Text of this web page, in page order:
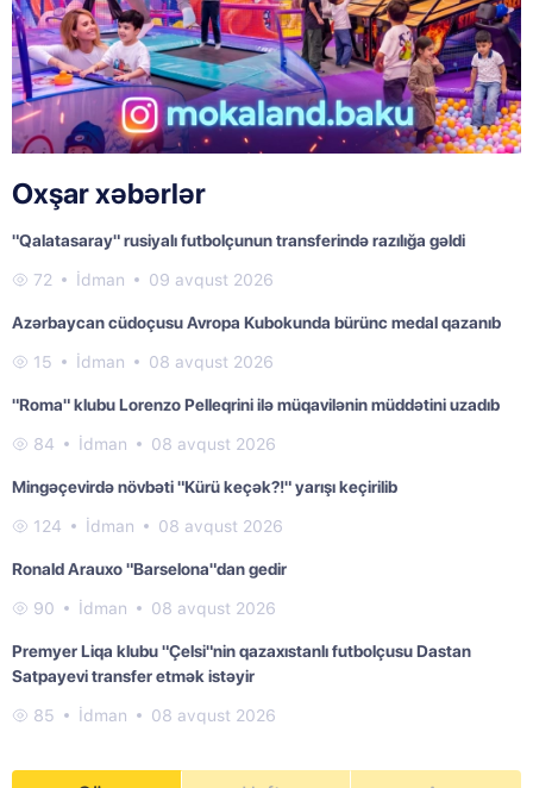
Oxşar xəbərlər
"Qalatasaray" rusiyalı futbolçunun transferində razılığa gəldi
72 İdman 09 avqust 2026
Azərbaycan cüdoçusu Avropa Kubokunda bürünc medal qazanıb
15 İdman 08 avqust 2026
"Roma" klubu Lorenzo Pelleqrini ilə müqavilənin müddətini uzadıb
84 İdman 08 avqust 2026
Mingəçevirdə növbəti "Kürü keçək?!" yarışı keçirilib
124 İdman 08 avqust 2026
Ronald Arauxo "Barselona"dan gedir
90 İdman 08 avqust 2026
Premyer Liqa klubu "Çelsi"nin qazaxıstanlı futbolçusu Dastan
Satpayevi transfer etmək istəyir
85 İdman 08 avqust 2026